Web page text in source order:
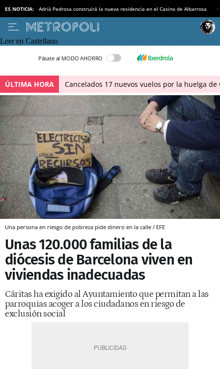
ES NOTICIA: Adrià Pedrosa construirá la nueva residencia en el Casino de Albarrosa
Leer en Castellano
Pásate al MODO AHORRO
ÚLTIMA HORA Cancelados 17 nuevos vuelos por la huelga
Una persona en riesgo de pobreza pide dinero en la calle / EFE
Unas 120.000 familias de la
diócesis de Barcelona viven en
viviendas inadecuadas
Cáritas ha exigido al Ayuntamiento que permitan a las
parroquias acoger a los ciudadanos en riesgo de
exclusión social